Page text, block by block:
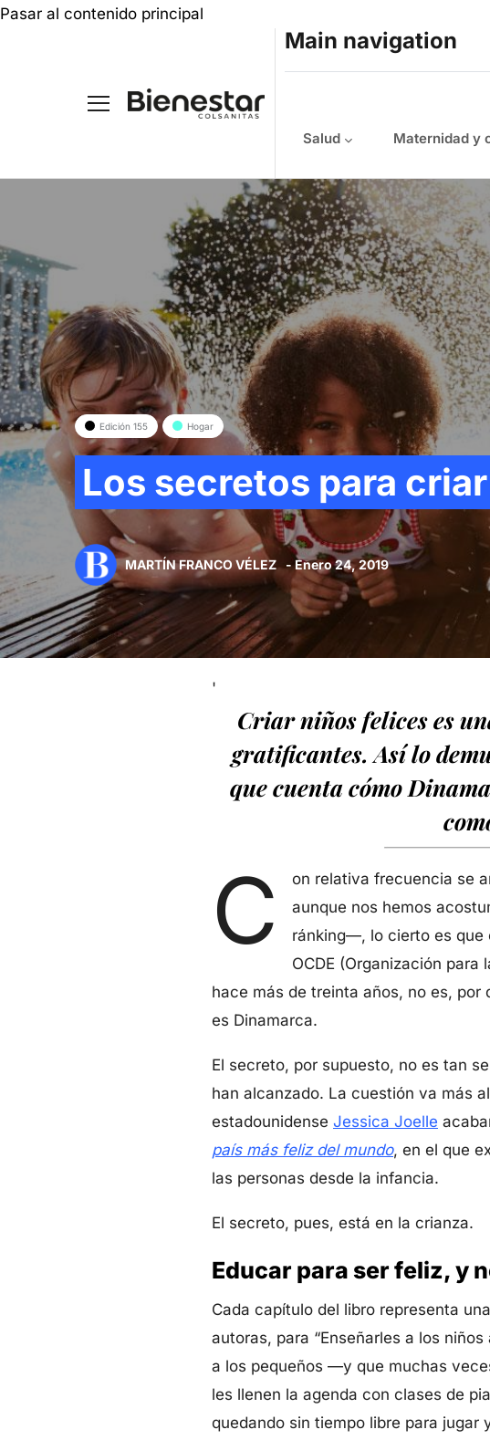
Pasar al contenido principal
Main navigation
Salud Maternidad y
Edición 155 Hogar
Los secretos para
MARTÍN FRANCO VÉLEZ - Enero 24, 2019
'
Criar niños felices es
gratificantes. Así lo
que cuenta cómo
C
on relativa frecuencia se
aunque nos hemos
ránking—, lo cierto es que
OCDE (Organización
hace más de treinta años, no es,
es Dinamarca.
El secreto, por supuesto, no es tan
han alcanzado. La cuestión va más
estadounidense Jessica Joelle
país más feliz del mundo, en el que
las personas desde la infancia.
El secreto, pues, está en la crianza.
Educar para ser feliz, y
Cada capítulo del libro representa
autoras, para “Enseñarles a los
a los pequeños —y que muchas
les llenen la agenda con clases de
quedando sin tiempo libre para jugar